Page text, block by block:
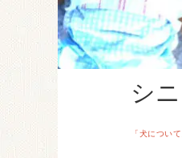
シ
「犬について